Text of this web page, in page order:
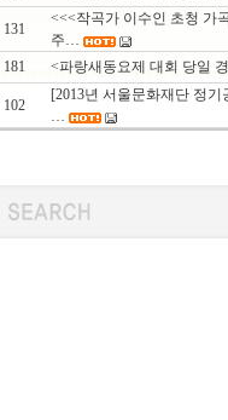
131
<<<작곡가 이수인 초청 가
주…
181 <파랑새동요제 대회 당일
102
[2013년 서울문화재단 정
…